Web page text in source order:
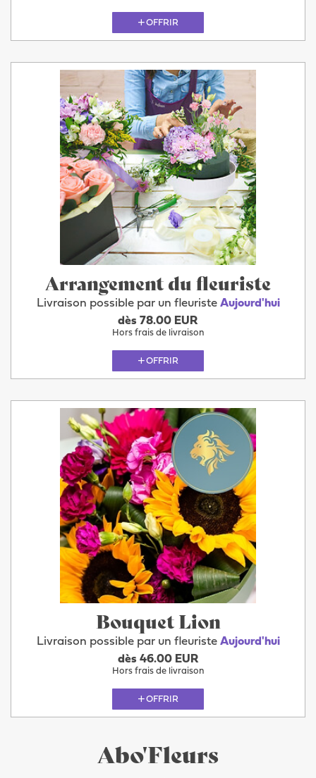
OFFRIR
Arrangement du fleuriste
Livraison possible par un fleuriste Aujourd'hui
dès 78.00 EUR
Hors frais de livraison
OFFRIR
Bouquet Lion
Livraison possible par un fleuriste Aujourd'hui
dès 46.00 EUR
Hors frais de livraison
OFFRIR
Abo'Fleurs